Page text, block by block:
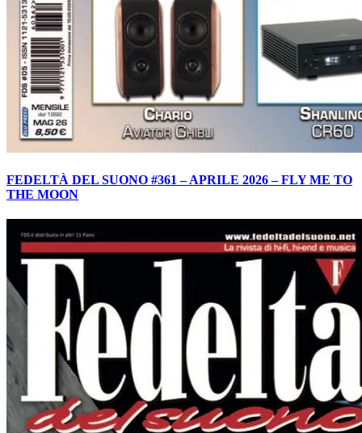
FEDELTÀ DEL SUONO #361 – APRILE 2026 – FLY ME TO
THE MOON